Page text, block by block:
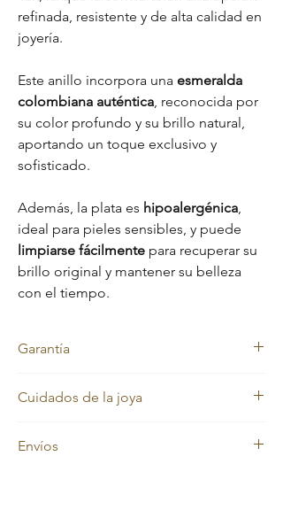
refinada, resistente y de alta calidad en
joyería.
Este anillo incorpora una esmeralda
colombiana auténtica, reconocida por
su color profundo y su brillo natural,
aportando un toque exclusivo y
sofisticado.
Además, la plata es hipoalergénica,
ideal para pieles sensibles, y puede
limpiarse fácilmente para recuperar su
brillo original y mantener su belleza
con el tiempo.
Garantía
por eso ofrecemos:
2 meses de garantía
Cuidados de la joya
18k mantienen siempre su color brillante.
Envíos